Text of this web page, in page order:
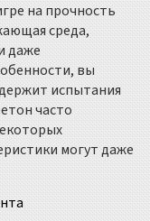
на прочность
среда,
даже
вы
испытания
часто
могут даже